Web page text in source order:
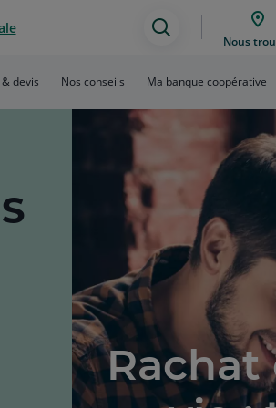
Assistance
de
recherche
Nous
devis Nos conseils Ma banque coopérative
Rachat